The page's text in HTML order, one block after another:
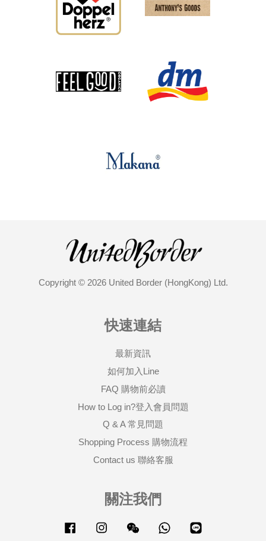
Copyright © 2026 United Border (HongKong) Ltd.
快速連結
最新資訊
如何加入Line
FAQ 購物前必讀
How to Log in?登入會員問題
Q & A 常見問題
Shopping Process 購物流程
Contact us 聯絡客服
關注我們
Facebook Instagram Wechat Whatsapp